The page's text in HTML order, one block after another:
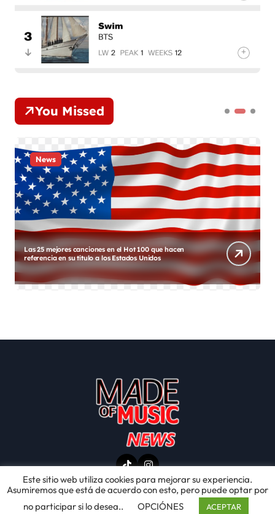
You Missed
News
Fallece a los 74 años Victor Willis, vocalista de Village
People
Este sitio web utiliza cookies para mejorar su experiencia.
Asumiremos que está de acuerdo con esto, pero puede optar por
no participar si lo desea..
OPCIÓNES ACEPTAR